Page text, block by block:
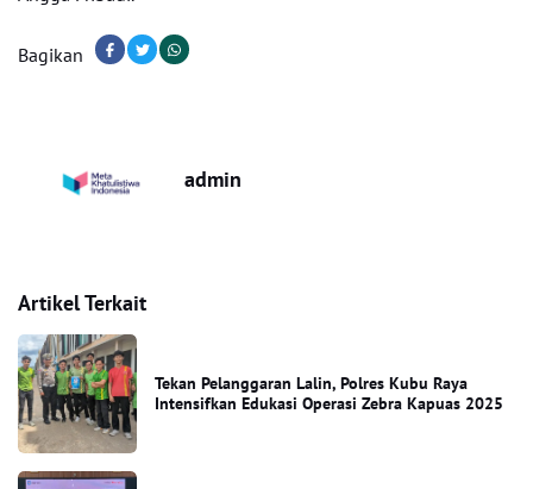
Bagikan
admin
Artikel Terkait
Tekan Pelanggaran Lalin, Polres Kubu Raya
Intensifkan Edukasi Operasi Zebra Kapuas 2025